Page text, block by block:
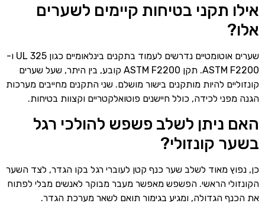
אילו תקני בטיחות קיימים לשערים
אלו?
שערים אוטומטיים נדרשים לעמוד בתקנים בינלאומיים כגון UL 325 ו-
ASTM F2200. תקן ASTM F2200 קובע, בין היתר, שעל שערים
קונזוליים להיות מותקנים בישור מושלם. שני התקנים מחייבים מערכות
הגנה מפני לכידה, כולל חיישנים פוטואלקטריים וקצוות בטיחות.
האם ניתן לשלב פשפש להולכי רגל
בשער קונזולי?
כן, נפוץ מאוד לשלב שער כנף קטן לעוברי רגל בקו הגדר, לצד השער
הקונזולי הראשי. הפשפש מאפשר מעבר מבוקר לאנשים מבלי לפתוח
את הכנף הגדולה, ומגיע בגימור תואם לשאר מערכת הגדר.